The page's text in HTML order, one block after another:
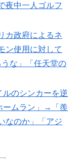
いのか？2011〜
待疑惑が海外で
どこ行った」
が伝説のボ
うｗｗ
しんどいわ……」
」「毎年暑い季
には勝って終わる
夜中一人ゴルフ
カ政府によるネ
ン使用に対して
な」「任天堂の
のシンカーを逆
ームラン」→「羨
なのか」「アジ